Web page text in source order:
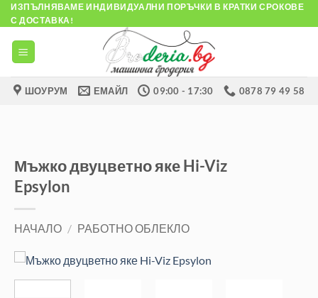
Skip
to
content
ИЗПЪЛНЯВАМЕ ИНДИВИДУАЛНИ ПОРЪЧКИ В КРАТКИ СРОКОВЕ
С ДОСТАВКА!
ШОУРУМ ЕМАЙЛ 09:00 - 17:30 0878 79 49 58
Мъжко двуцветно яке Hi-Viz
Epsylon
НАЧАЛО / РАБОТНО ОБЛЕКЛО